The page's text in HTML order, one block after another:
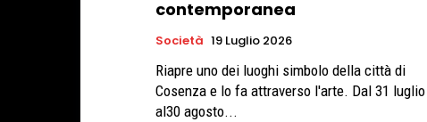
contemporanea
Società 19 Luglio 2026
Riapre uno dei luoghi simbolo della città di
Cosenza e lo fa attraverso l'arte. Dal 31 luglio
al30 agosto...